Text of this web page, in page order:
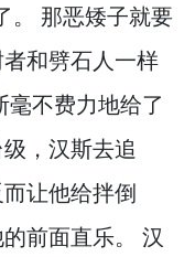
那恶矮子就要
和劈石人一样
毫不费力地给了
， 汉斯去追
而让他给拌倒
前面直乐。
汉